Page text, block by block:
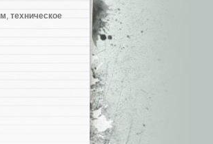
техническое